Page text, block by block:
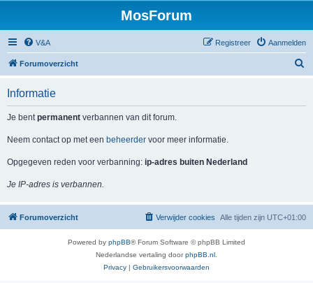
MosForum
V&A Aanmelden
Registreer
Forumoverzicht
Informatie
Je bentpermanent verbannen van dit forum.
Neem contact op met een beheerder voor meer informatie.
Opgegeven reden voor verbanning: ip-adres buiten Nederland
Je IP-adres is verbannen.
Forumoverzicht Alle tijden zijn UTC+01:00
Verwijder cookies
Powered by phpBB® Forum Software © phpBB Limited
Nederlandse vertaling doorphpBB.nl
Privacy | Gebruikersvoorwaarden